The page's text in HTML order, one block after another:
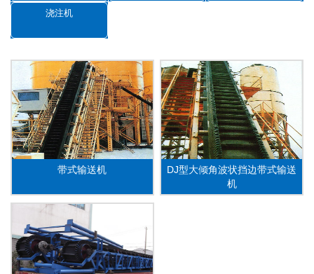
浇注机
带式输送机
DJ型大倾角波状挡边带式输送
机